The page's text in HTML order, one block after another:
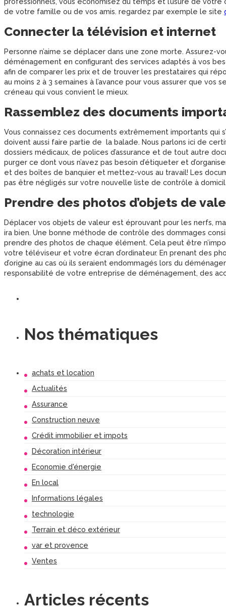
professionnels, vous économisez du temps et l’usure de
de votre famille ou de vos amis. regardez par exemple le site
Connecter la télévision et internet
Personne n’aime se déplacer dans une zone morte. Assurez-
déménagement en configurant des services adaptés à vos
afin de comparer les prix et de trouver les prestataires qui
au moins 2 à 3 semaines à l’avance pour vous assurer que
créneau qui vous convient le mieux.
Rassemblez des documents
Vous connaissez ces documents extrêmement importants qui
doivent aussi faire partie de la balade. Nous parlons ici de
dossiers médicaux, de polices d’assurance et de tout autre
purger ce dont vous n’avez pas besoin d’étiqueter et
et des boîtes de banquier et mettez-vous au travail! Les
pas être négligés sur votre nouvelle liste de contrôle à
Prendre des photos d’objets de
Déplacer vos objets de valeur est éprouvant pour les nerfs,
ira bien. Une bonne méthode de contrôle des dommages
prendre des photos de chaque élément. Cela peut être
votre téléviseur et votre écran d’ordinateur. En prenant des
d’origine au cas où ils seraient endommagés lors du
responsabilité de votre entreprise de déménagement, des
Nos thématiques
achats et location
Actualités
Assurance
Construction neuve
Crédit immobilier et impots
Décoration intérieur
Economie d'énergie
En local
Informations légales
technologie
Terrain et déco extérieur
var et provence
Ventes
Articles récents